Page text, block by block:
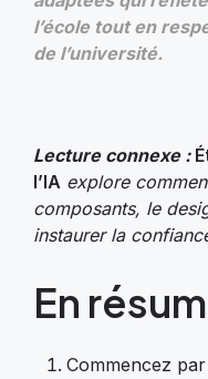
l’école tout en
de l’université.
Lecture connexe :
l’IA explore
composants, le
instaurer la
En
Commencez